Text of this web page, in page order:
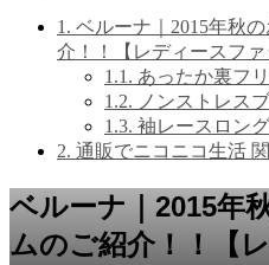
1. ベルーナ｜2015年秋
介！！【レディースファ
1.1. あったか裏フ
1.2. ノンストレス
1.3. 袖レースロン
2. 通販でニコニコ生活
ベルーナ｜2015年
ムのご紹介！！【